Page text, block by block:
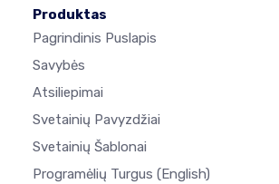
Produktas
Pagrindinis Puslapis
Savybės
Atsiliepimai
Svetainių Pavyzdžiai
Svetainių Šablonai
Programėlių Turgus (English)